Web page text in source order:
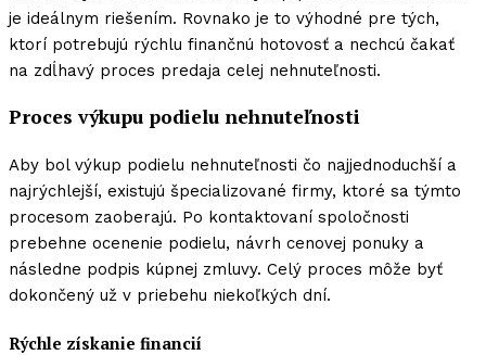
je ideálnym riešením. Rovnako je to výhodné pre tých,
ktorí potrebujú rýchlu finančnú hotovosť a nechcú čakať
na zdĺhavý proces predaja celej nehnuteľnosti.
Proces výkupu podielu nehnuteľnosti
Aby bol výkup podielu nehnuteľnosti čo najjednoduchší a
najrýchlejší, existujú špecializované firmy, ktoré sa týmto
procesom zaoberajú. Po kontaktovaní spoločnosti
prebehne ocenenie podielu, návrh cenovej ponuky a
následne podpis kúpnej zmluvy. Celý proces môže byť
dokončený už v priebehu niekoľkých dní.
Rýchle získanie financií